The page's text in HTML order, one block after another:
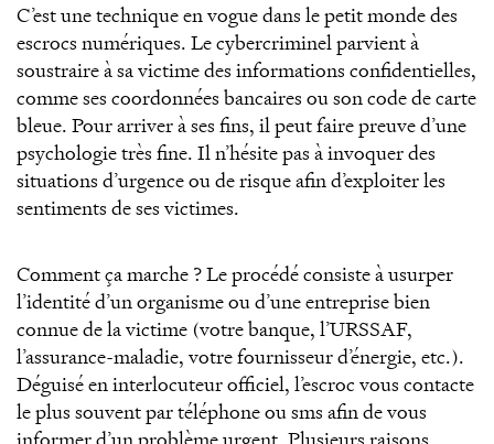
C’est une technique en vogue dans le petit monde des
escrocs numériques. Le cybercriminel parvient à
soustraire à sa victime des informations confidentielles,
comme ses coordonnées bancaires ou son code de carte
bleue. Pour arriver à ses fins, il peut faire preuve d’une
psychologie très fine. Il n’hésite pas à invoquer des
situations d’urgence ou de risque afin d’exploiter les
sentiments de ses victimes.
Comment ça marche ? Le procédé consiste à usurper
l’identité d’un organisme ou d’une entreprise bien
connue de la victime (votre banque, l’URSSAF,
l’assurance-maladie, votre fournisseur d’énergie, etc.).
Déguisé en interlocuteur officiel, l’escroc vous contacte
le plus souvent par téléphone ou sms afin de vous